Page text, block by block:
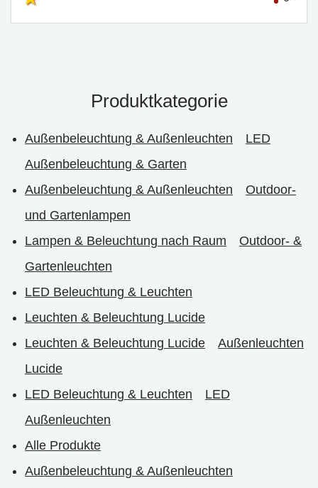
Produktkategorie
Außenbeleuchtung & Außenleuchten
LED
Außenbeleuchtung & Garten
Außenbeleuchtung & Außenleuchten
Outdoor-
und Gartenlampen
Lampen & Beleuchtung nach Raum
Outdoor- &
Gartenleuchten
LED Beleuchtung & Leuchten
Leuchten & Beleuchtung Lucide
Leuchten & Beleuchtung Lucide
Außenleuchten
Lucide
LED Beleuchtung & Leuchten
LED
Außenleuchten
Alle Produkte
Außenbeleuchtung & Außenleuchten